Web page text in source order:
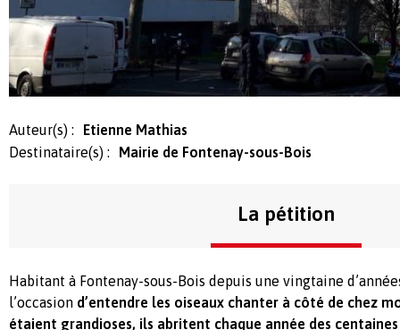
Auteur(s) :
Etienne Mathias
Destinataire(s) :
Mairie de Fontenay-sous-Bois
La pétition
Habitant à Fontenay-sous-Bois depuis une vingtaine
l’occasion d’entendre les oiseaux chanter à côté de chez
étaient grandioses, ils abritent chaque année des